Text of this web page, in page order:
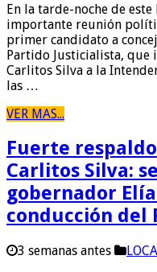
En la tarde-noche de
importante reunión
primer candidato a
Partido Justicialista, que
Carlitos Silva a la
las …
VER MAS...
Fuerte
Carlitos Silva:
gobernador
conducción del
3 semanas antes